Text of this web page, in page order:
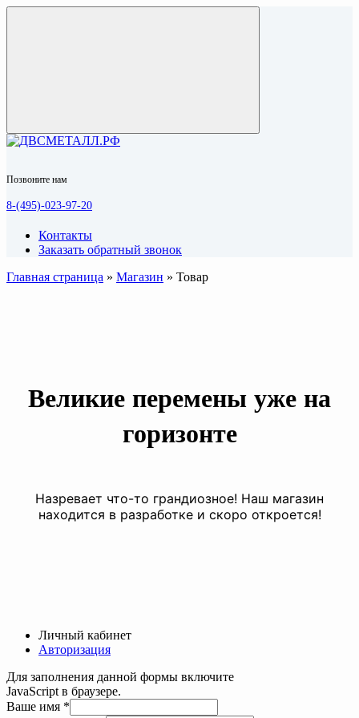
Позвоните нам
8-(495)-023-97-20
Контакты
Заказать обратный звонок
Главная страница » Магазин » Товар
Великие перемены уже на
горизонте
Назревает что-то грандиозное! Наш магазин
находится в разработке и скоро откроется!
Личный кабинет
Авторизация
Для заполнения данной формы включите
JavaScript в браузере.
Номер
Ваше имя *